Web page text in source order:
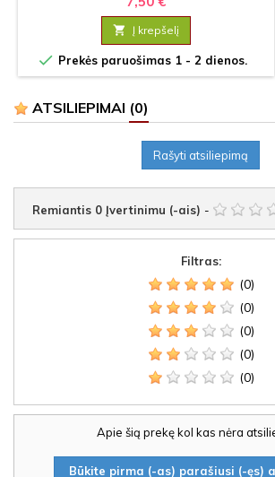
 Į krepšelį
 Prekės paruošimas 1 - 2 dienos.
ATSILIEPIMAI (0)
Rašyti atsiliepimą
Remiantis 0 Įvertinimu (-ais) -
Filtras:
(0)
(0)
(0)
(0)
(0)
Apie šią prekę kol kas nėra
Būkite pirma (-as) parašiusi (-ęs)